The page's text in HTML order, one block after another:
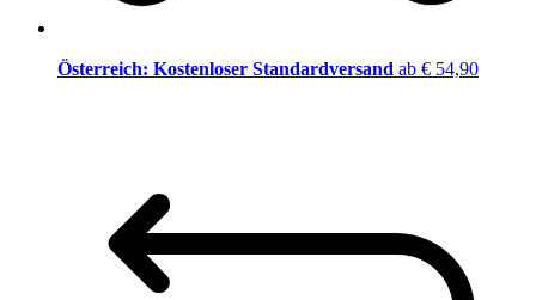
Österreich: Kostenloser Standardversand ab € 54,90